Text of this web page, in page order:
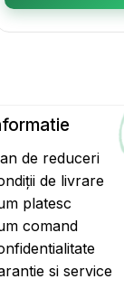
de reduceri
de livrare
platesc
comand
si service